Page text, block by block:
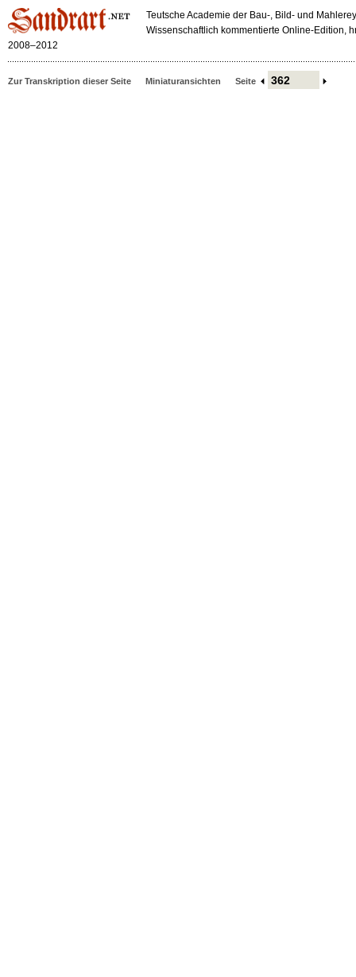
Teutsche Academie der Bau-, Bild- und
Wissenschaftlich kommentierte Online-Edition,
2008–2012
Zur Transkription dieser Seite Miniaturansichten Seite